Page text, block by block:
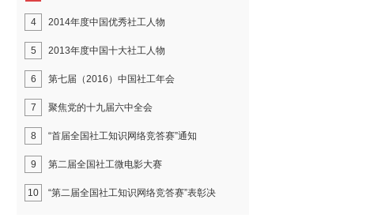
4 2014年度中国优秀社工人物
5 2013年度中国十大社工人物
6 第七届（2016）中国社工年会
7 聚焦党的十九届六中全会
8 “首届全国社工知识网络竞答赛”通知
9 第二届全国社工微电影大赛
10 “第二届全国社工知识网络竞答赛”表彰决